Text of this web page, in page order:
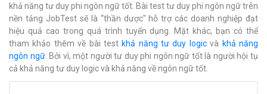
khả năng tư duy phi ngôn ngữ tốt. Bài test tư duy phi ngôn ngữ trên
nền tảng JobTest sẽ là “thần dược" hỗ trợ các doanh nghiệp đạt
hiệu quả cao trong quá trình tuyển dụng. Mặt khác, bạn có thể
tham khảo thêm về bài test khả năng tư duy logicvà khả năng
ngôn ngữ. Bởi vì, một người tư duy phi ngôn ngữ tốt là người hội tụ
cả khả năng tư duy logic và khả năng về ngôn ngữ tốt.